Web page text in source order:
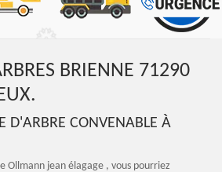
BRIENNE 71290
D'ARBRE CONVENABLE À
Ollmann jean élagage , vous pourriez